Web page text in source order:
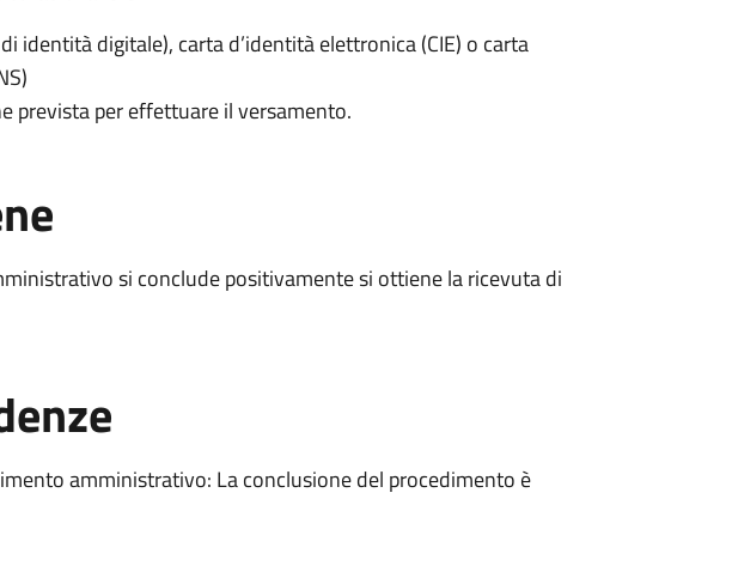
identità digitale), carta d’identità elettronica (CIE) o carta
prevista per effettuare il versamento.
si conclude positivamente si ottiene la ricevuta di
amministrativo: La conclusione del procedimento è